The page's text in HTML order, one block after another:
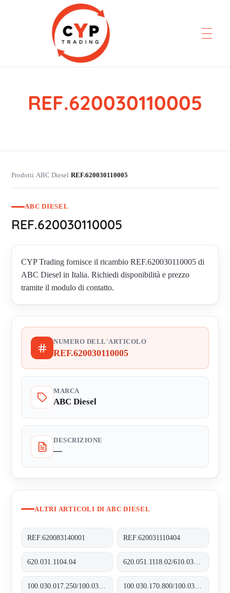
CYP Trading
Professionelle Ersatzteilbeschaffung
REF.620030110005
Prodotti›ABC Diesel›REF.620030110005
ABC DIESEL
REF.620030110005
CYP Trading fornisce il ricambio REF.620030110005 di
ABC Diesel in Italia. Richiedi disponibilità e prezzo
tramite il modulo di contatto.
NUMERO DELL'ARTICOLO
REF.620030110005
MARCA
ABC Diesel
DESCRIZIONE
—
ALTRI ARTICOLI DI ABC DIESEL
REF.620083140001 REF.620031110404
620.031.1104.04